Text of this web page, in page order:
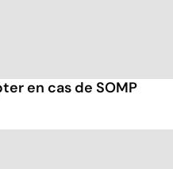
en cas de SOMP